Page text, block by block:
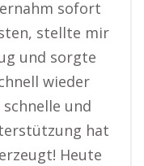
sofort
stellte mir
und sorgte
wieder
und
hat
Heute